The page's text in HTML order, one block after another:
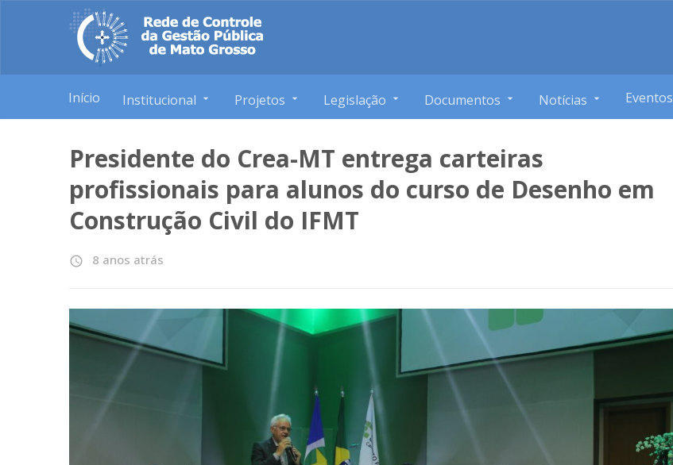
Início Institucional Projetos Legislação Documentos Notícias Eventos
Presidente do Crea-MT entrega carteiras
profissionais para alunos do curso de Desenho em
Construção Civil do IFMT
access_time 8 anos atrás